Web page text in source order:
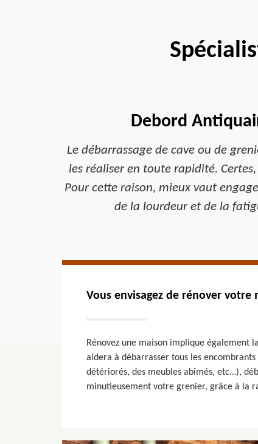
Debord
Le débarrassage de cave ou de
les réaliser en toute rapidité.
Pour cette raison, mieux vaut
de la lourdeur et de la
Vous envisagez de rénover
Rénovez une maison implique également
aidera à débarrasser tous les
détériorés, des meubles abîmés, etc…),
minutieusement votre grenier, grâce à la